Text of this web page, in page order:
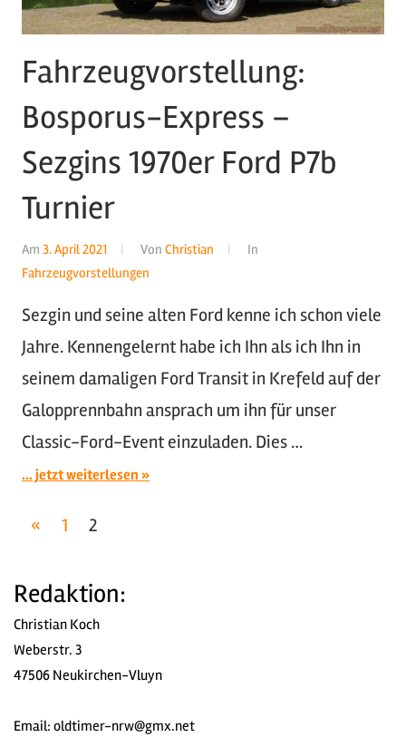
Fahrzeugvorstellung:
Bosporus-Express –
Sezgins 1970er Ford P7b
Turnier
Am 3. April 2021 Von Christian
In
Fahrzeugvorstellungen
Sezgin und seine alten Ford kenne ich schon viele
Jahre. Kennengelernt habe ich Ihn als ich Ihn in
seinem damaligen Ford Transit in Krefeld auf der
Galopprennbahn ansprach um ihn für unser
Classic-Ford-Event einzuladen. Dies …
... jetzt weiterlesen
Seitennummerierung
Beiträge
« Vorherige
1 2
Redaktion:
Christian Koch
Weberstr. 3
47506 Neukirchen-Vluyn
Email: oldtimer-nrw@gmx.net